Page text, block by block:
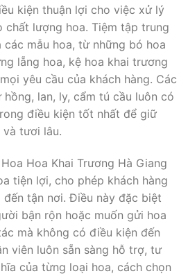
kiện thuận lợi cho việc xử lý
chất lượng hoa. Tiệm tập trung
mẫu hoa, từ những bó hoa
lẵng hoa, kệ hoa khai trương
yêu cầu của khách hàng. Các
lan, ly, cẩm tú cầu luôn có
điều kiện tốt nhất để giữ
tươi lâu.
Hoa Khai Trương Hà Giang
tiện lợi, cho phép khách hàng
tận nơi. Điều này đặc biệt
bận rộn hoặc muốn gửi hoa
mà không có điều kiện đến
viên luôn sẵn sàng hỗ trợ, tư
của từng loại hoa, cách chọn